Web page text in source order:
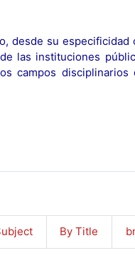
desde su especificidad
las instituciones
campos
By Title